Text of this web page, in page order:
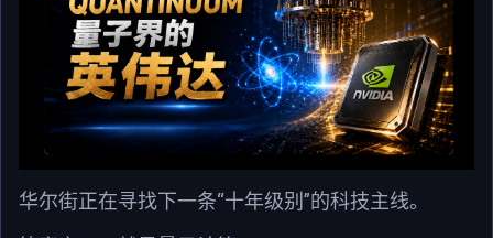
华尔街正在寻找下一条“十年级别”的科技主线。